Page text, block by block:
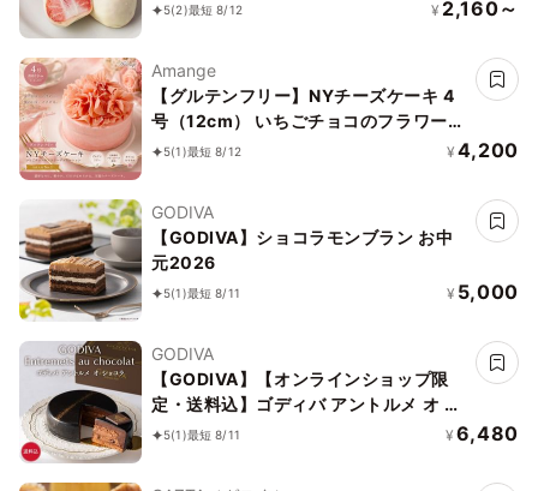
5(2)最短 8/12 ¥ 2,160～
Amange
【グルテンフリー】NYチーズケーキ 4
号（12cm） いちごチョコのフラワーデ
コレーション｜当店人気No.1
5(1)最短 8/12 ¥ 4,200
GODIVA
【GODIVA】ショコラモンブラン お中
元2026
5(1)最短 8/11 ¥ 5,000
GODIVA
【GODIVA】【オンラインショップ限
定・送料込】ゴディバ アントルメ オ シ
ョコラ お中元2026
5(1)最短 8/11 ¥ 6,480